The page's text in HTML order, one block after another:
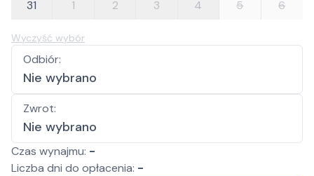
31
1 2 3 4 5 6
Wyczyść wybór
Odbiór:
Nie wybrano
Zwrot:
Nie wybrano
Czas wynajmu: -
Liczba dni do opłacenia: -